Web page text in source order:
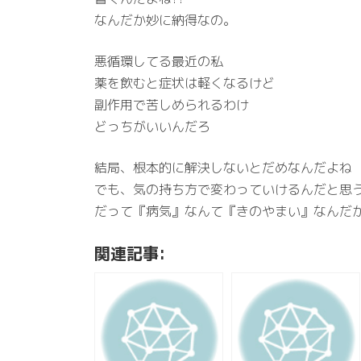
なんだか妙に納得なの。
悪循環してる最近の私
薬を飲むと症状は軽くなるけど
副作用で苦しめられるわけ
どっちがいいんだろ
結局、根本的に解決しないとだめなんだよね
でも、気の持ち方で変わっていけるんだと思
だって『病気』なんて『きのやまい』なんだ
関連記事: